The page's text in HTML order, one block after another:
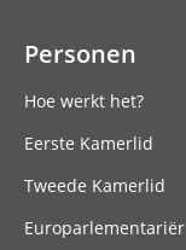
Personen
Hoe werkt het?
Eerste Kamerlid
Tweede Kamerlid
Europarlementariër